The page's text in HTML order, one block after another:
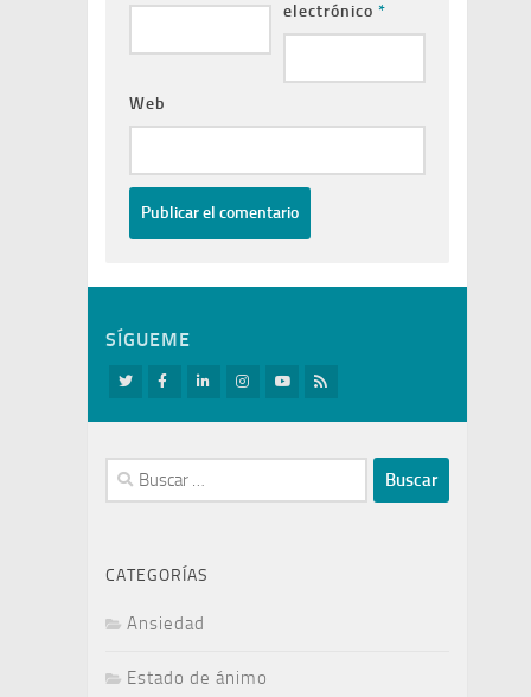
electrónico *
Web
SÍGUEME
Buscar:
CATEGORÍAS
Ansiedad
Estado de ánimo